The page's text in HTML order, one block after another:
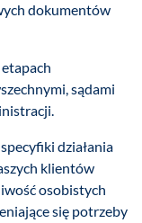
dokumentów
sądami
działania
klientów
osobistych
się potrzeby